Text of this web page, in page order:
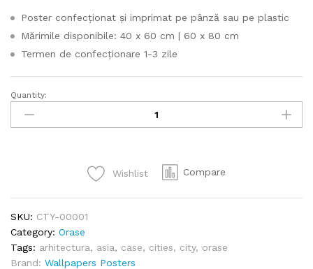
Poster confecționat și imprimat pe pânză sau pe plastic
Mărimile disponibile: 40 x 60 cm | 60 x 80 cm
Termen de confecționare 1-3 zile
Orasul
Sinagapore
quantity
Quantity:
Wishlist Compare
SKU: CTY-00001
Category: Orase
Tags: arhitectura, asia, case, cities, city, orase
Brand: Wallpapers Posters